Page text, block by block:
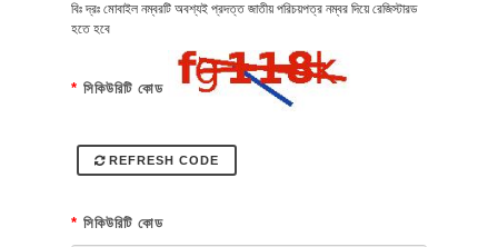
বিঃ দ্রঃ মোবাইল নম্বরটি অবশ্যই প্রদত্ত জাতীয় পরিচয়পত্র নম্বর দিয়ে রেজিস্টারড
হতে হবে
* সিকিউরিটি কোড
REFRESH CODE
* সিকিউরিটি কোড